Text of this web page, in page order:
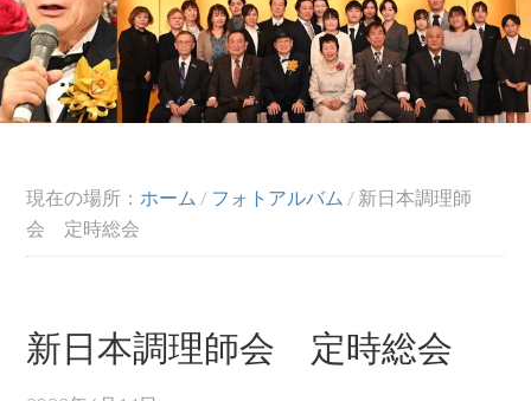
現在の場所： ホーム / フォトアルバム / 新日本調理師
会 定時総会
新日本調理師会 定時総会